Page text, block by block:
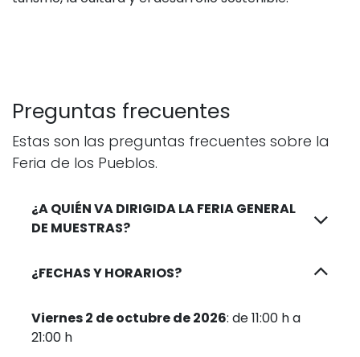
Preguntas frecuentes
Estas son las preguntas frecuentes sobre la
Feria de los Pueblos.
¿A QUIÉN VA DIRIGIDA LA FERIA GENERAL
DE MUESTRAS?
¿FECHAS Y HORARIOS?
Viernes 2 de octubre de 2026: de 11:00 h a
21:00 h